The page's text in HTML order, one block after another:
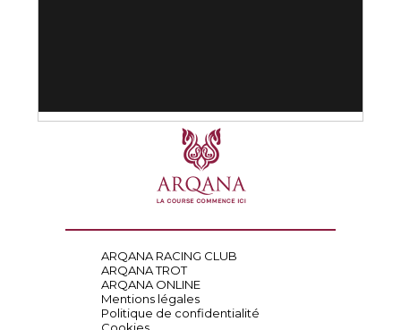
ARQANA RACING CLUB
ARQANA TROT
ARQANA ONLINE
Mentions légales
Politique de confidentialité